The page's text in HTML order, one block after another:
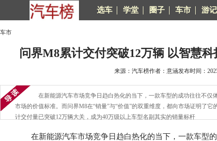
选车 学堂 圈子 车市 游记
车市
问界M8累计交付突破12万辆 以智慧
来源：汽车榜作者：意涵发布时间：
在新能源汽车市场竞争日趋白热化的当下，一款车型的成功往往不仅
市场的价值标准。而问界M8在“销量”与“价值”的双重维度，都向市场证明
计交付量已突破12万辆大关，成为40万级以上车型名副其实的销量标杆
在新能源汽车市场竞争日趋白热化的当下，一款车型的